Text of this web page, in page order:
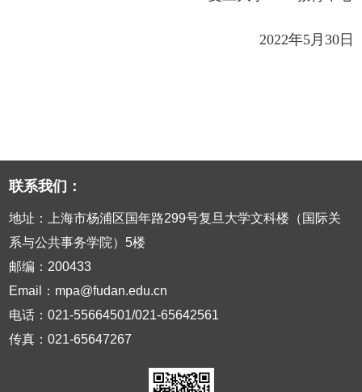
2022年5月30日
联系我们：
地址：上海市杨浦区国年路299号复旦大学文科楼（国际关
系与公共事务学院）5楼
邮编：200433
Email：mpa@fudan.edu.cn
电话：021-55664501/021-65642561
传真：021-65647267